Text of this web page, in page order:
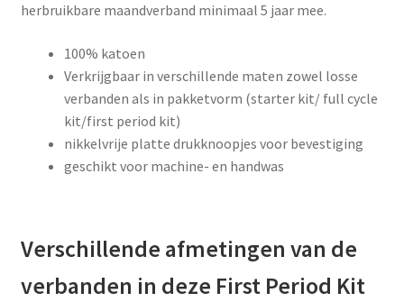
herbruikbare maandverband minimaal 5 jaar mee.
100% katoen
Verkrijgbaar in verschillende maten zowel losse
verbanden als in pakketvorm (starter kit/ full cycle
kit/first period kit)
nikkelvrije ​platte ​drukknoopjes voor bevestiging
geschikt voor machine- en handwas
Verschillende afmetingen van de
verbanden in deze First Period Kit